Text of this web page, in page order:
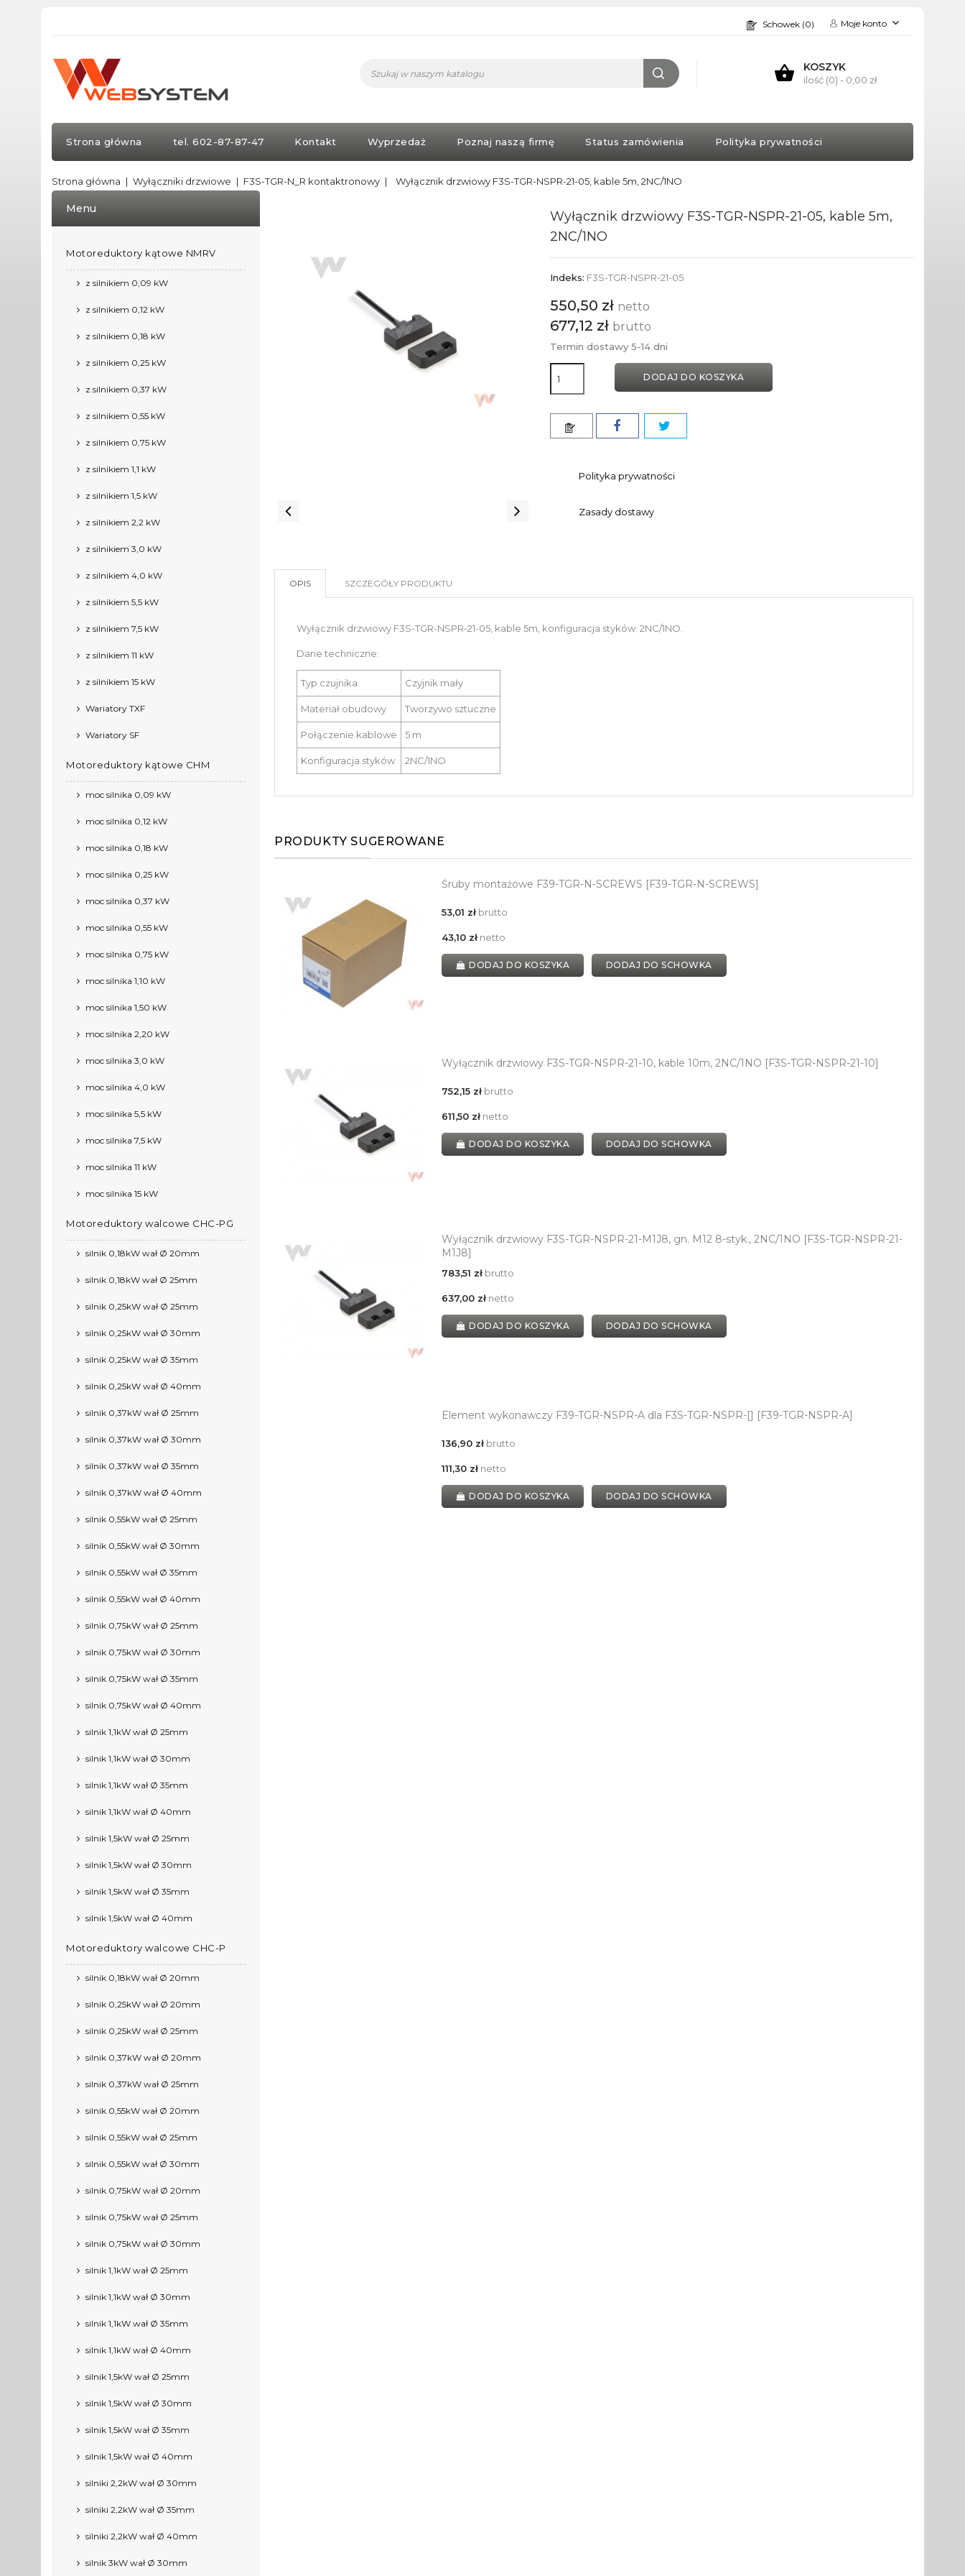
Schowek (0) Moje konto
KOSZYK
ilość (0) - 0,00 zł
Strona główna tel. 602-87-87-47 Kontakt Wyprzedaż Poznaj naszą firmę Status zamówienia Polityka prywatności
Strona główna Wyłączniki drzwiowe F3S-TGR-N_R kontaktronowy Wyłącznik drzwiowy F3S-TGR-NSPR-21-05, kable 5m, 2NC/1NO
Menu
Motoreduktory kątowe NMRV
z silnikiem 0,09 kW
z silnikiem 0,12 kW
z silnikiem 0,18 kW
z silnikiem 0,25 kW
z silnikiem 0,37 kW
z silnikiem 0,55 kW
z silnikiem 0,75 kW
z silnikiem 1,1 kW
z silnikiem 1,5 kW
z silnikiem 2,2 kW
z silnikiem 3,0 kW
z silnikiem 4,0 kW
z silnikiem 5,5 kW
z silnikiem 7,5 kW
z silnikiem 11 kW
z silnikiem 15 kW
Wariatory TXF
Wariatory SF
Motoreduktory kątowe CHM
moc silnika 0,09 kW
moc silnika 0,12 kW
moc silnika 0,18 kW
moc silnika 0,25 kW
moc silnika 0,37 kW
moc silnika 0,55 kW
moc silnika 0,75 kW
moc silnika 1,10 kW
moc silnika 1,50 kW
moc silnika 2,20 kW
moc silnika 3,0 kW
moc silnika 4,0 kW
moc silnika 5,5 kW
moc silnika 7,5 kW
moc silnika 11 kW
moc silnika 15 kW
Motoreduktory walcowe CHC-PG
silnik 0,18kW wał Ø 20mm
silnik 0,18kW wał Ø 25mm
silnik 0,25kW wał Ø 25mm
silnik 0,25kW wał Ø 30mm
silnik 0,25kW wał Ø 35mm
silnik 0,25kW wał Ø 40mm
silnik 0,37kW wał Ø 25mm
silnik 0,37kW wał Ø 30mm
silnik 0,37kW wał Ø 35mm
silnik 0,37kW wał Ø 40mm
silnik 0,55kW wał Ø 25mm
silnik 0,55kW wał Ø 30mm
silnik 0,55kW wał Ø 35mm
silnik 0,55kW wał Ø 40mm
silnik 0,75kW wał Ø 25mm
silnik 0,75kW wał Ø 30mm
silnik 0,75kW wał Ø 35mm
silnik 0,75kW wał Ø 40mm
silnik 1,1kW wał Ø 25mm
silnik 1,1kW wał Ø 30mm
silnik 1,1kW wał Ø 35mm
silnik 1,1kW wał Ø 40mm
silnik 1,5kW wał Ø 25mm
silnik 1,5kW wał Ø 30mm
silnik 1,5kW wał Ø 35mm
silnik 1,5kW wał Ø 40mm
Motoreduktory walcowe CHC-P
silnik 0,18kW wał Ø 20mm
silnik 0,25kW wał Ø 20mm
silnik 0,25kW wał Ø 25mm
silnik 0,37kW wał Ø 20mm
silnik 0,37kW wał Ø 25mm
silnik 0,55kW wał Ø 20mm
silnik 0,55kW wał Ø 25mm
silnik 0,55kW wał Ø 30mm
silnik 0,75kW wał Ø 20mm
silnik 0,75kW wał Ø 25mm
silnik 0,75kW wał Ø 30mm
silnik 1,1kW wał Ø 25mm
silnik 1,1kW wał Ø 30mm
silnik 1,1kW wał Ø 35mm
silnik 1,1kW wał Ø 40mm
silnik 1,5kW wał Ø 25mm
silnik 1,5kW wał Ø 30mm
silnik 1,5kW wał Ø 35mm
silnik 1,5kW wał Ø 40mm
silniki 2,2kW wał Ø 30mm
silniki 2,2kW wał Ø 35mm
silniki 2,2kW wał Ø 40mm
silnik 3kW wał Ø 30mm
Wyłącznik drzwiowy F3S-TGR-NSPR-21-05, kable 5m,
2NC/1NO
Indeks: F3S-TGR-NSPR-21-05
550,50 zł netto
677,12 zł brutto
Termin dostawy 5-14 dni
DODAJ DO KOSZYKA
Polityka prywatności
Zasady dostawy
OPIS SZCZEGÓŁY PRODUKTU
Wyłącznik drzwiowy F3S-TGR-NSPR-21-05, kable 5m, konfiguracja styków: 2NC/1NO.
Dane techniczne:
Typ czujnika Czyjnik mały
Materiał obudowy Tworzywo sztuczne
Połączenie kablowe 5 m
Konfiguracja styków 2NC/1NO
PRODUKTY SUGEROWANE
Śruby montażowe F39-TGR-N-SCREWS [F39-TGR-N-SCREWS]
53,01 złbrutto
43,10 złnetto
DODAJ DO KOSZYKA DODAJ DO SCHOWKA
Wyłącznik drzwiowy F3S-TGR-NSPR-21-10, kable 10m, 2NC/1NO [F3S-TGR-NSPR-21-10]
752,15 złbrutto
611,50 złnetto
DODAJ DO KOSZYKA DODAJ DO SCHOWKA
Wyłącznik drzwiowy F3S-TGR-NSPR-21-M1J8, gn. M12 8-styk., 2NC/1NO [F3S-TGR-NSPR-21-
M1J8]
783,51 złbrutto
637,00 złnetto
DODAJ DO KOSZYKA DODAJ DO SCHOWKA
Element wykonawczy F39-TGR-NSPR-A dla F3S-TGR-NSPR-[] [F39-TGR-NSPR-A]
136,90 złbrutto
111,30 złnetto
DODAJ DO KOSZYKA DODAJ DO SCHOWKA